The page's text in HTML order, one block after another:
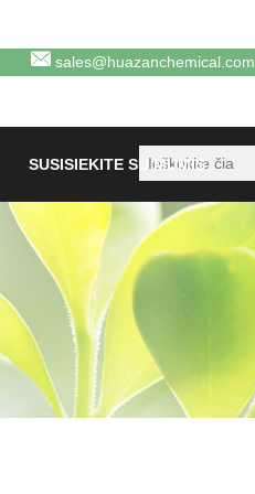
sales@huazanchemical.com
SUSISIEKITE SU MUMIS